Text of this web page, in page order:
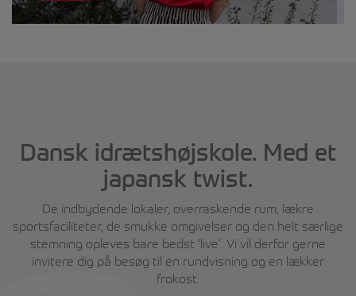
Dansk idrætshøjskole. Med et
japansk twist.
De indbydende lokaler, overraskende rum, lækre
sportsfaciliteter, de smukke omgivelser og den helt særlige
stemning opleves bare bedst 'live'. Vi vil derfor gerne
invitere dig på besøg til en rundvisning og en lækker
frokost.